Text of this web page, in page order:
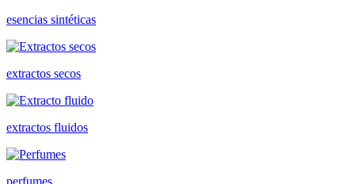
esencias sintéticas
extractos secos
extractos fluidos
perfumes